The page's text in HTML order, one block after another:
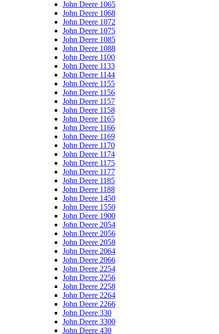
John Deere 1065
John Deere 1068
John Deere 1072
John Deere 1075
John Deere 1085
John Deere 1088
John Deere 1100
John Deere 1133
John Deere 1144
John Deere 1155
John Deere 1156
John Deere 1157
John Deere 1158
John Deere 1165
John Deere 1166
John Deere 1169
John Deere 1170
John Deere 1174
John Deere 1175
John Deere 1177
John Deere 1185
John Deere 1188
John Deere 1450
John Deere 1550
John Deere 1900
John Deere 2054
John Deere 2056
John Deere 2058
John Deere 2064
John Deere 2066
John Deere 2254
John Deere 2256
John Deere 2258
John Deere 2264
John Deere 2266
John Deere 330
John Deere 3300
John Deere 430